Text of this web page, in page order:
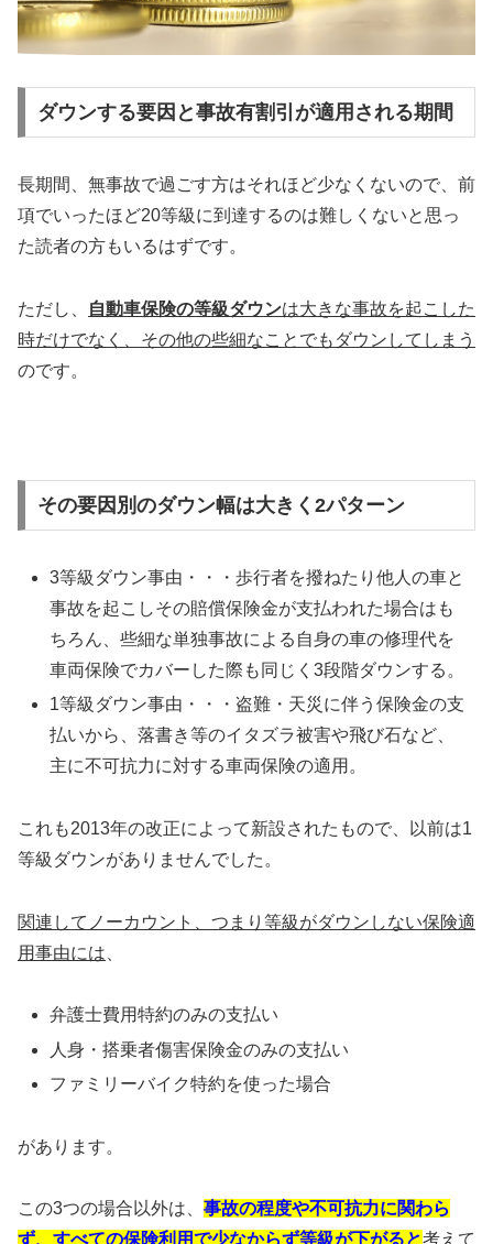
ダウンする要因と事故有割引が適用される期間
長期間、無事故で過ごす方はそれほど少なくないので、前
項でいったほど20等級に到達するのは難しくないと思っ
た読者の方もいるはずです。
ただし、 自動車保険の等級ダウンは大きな事故を起こした
時だけでなく、その他の些細なことでもダウンしてしまう
のです。
その要因別のダウン幅は大きく2パターン
3等級ダウン事由・・・歩行者を撥ねたり他人の車と
事故を起こしその賠償保険金が支払われた場合はも
ちろん、些細な単独事故による自身の車の修理代を
車両保険でカバーした際も同じく3段階ダウンする。
1等級ダウン事由・・・盗難・天災に伴う保険金の支
払いから、落書き等のイタズラ被害や飛び石など、
主に不可抗力に対する車両保険の適用。
これも2013年の改正によって新設されたもので、以前は1
等級ダウンがありませんでした。
関連してノーカウント、つまり等級がダウンしない保険適
用事由には
弁護士費用特約のみの支払い
人身・搭乗者傷害保険金のみの支払い
ファミリーバイク特約を使った場合
があります。
この3つの場合以外は、 事故の程度や不可抗力に関わら
ず、すべての保険利用で少なからず等級が下がると考えて